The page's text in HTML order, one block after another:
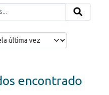
encontrado